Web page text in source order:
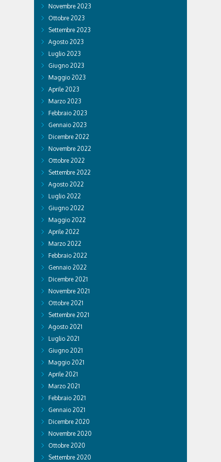
Novembre 2023
Ottobre 2023
Settembre 2023
Agosto 2023
Luglio 2023
Giugno 2023
Maggio 2023
Aprile 2023
Marzo 2023
Febbraio 2023
Gennaio 2023
Dicembre 2022
Novembre 2022
Ottobre 2022
Settembre 2022
Agosto 2022
Luglio 2022
Giugno 2022
Maggio 2022
Aprile 2022
Marzo 2022
Febbraio 2022
Gennaio 2022
Dicembre 2021
Novembre 2021
Ottobre 2021
Settembre 2021
Agosto 2021
Luglio 2021
Giugno 2021
Maggio 2021
Aprile 2021
Marzo 2021
Febbraio 2021
Gennaio 2021
Dicembre 2020
Novembre 2020
Ottobre 2020
Settembre 2020